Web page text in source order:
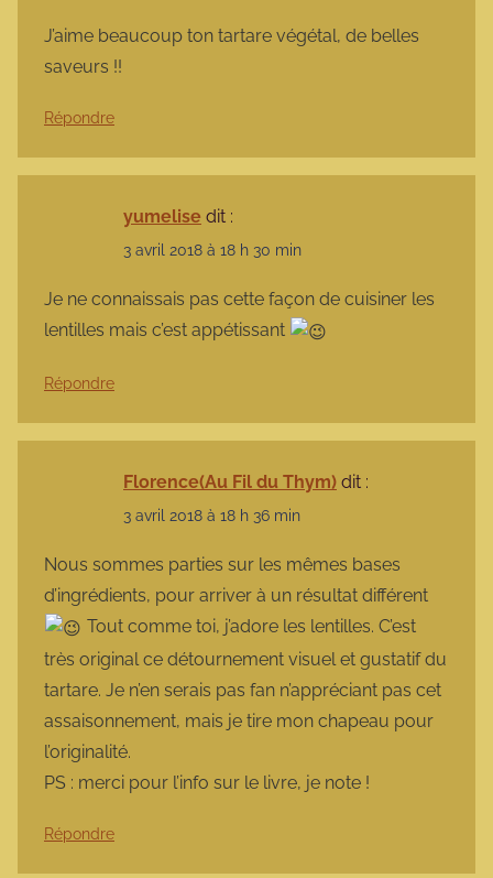
J’aime beaucoup ton tartare végétal, de belles
saveurs !!
Répondre
yumelise dit :
3 avril 2018 à 18 h 30 min
Je ne connaissais pas cette façon de cuisiner les
lentilles mais c’est appétissant
Répondre
Florence(Au Fil du Thym) dit :
3 avril 2018 à 18 h 36 min
Nous sommes parties sur les mêmes bases
d’ingrédients, pour arriver à un résultat différent
Tout comme toi, j’adore les lentilles. C’est
très original ce détournement visuel et gustatif du
tartare. Je n’en serais pas fan n’appréciant pas cet
assaisonnement, mais je tire mon chapeau pour
l’originalité.
PS : merci pour l’info sur le livre, je note !
Répondre